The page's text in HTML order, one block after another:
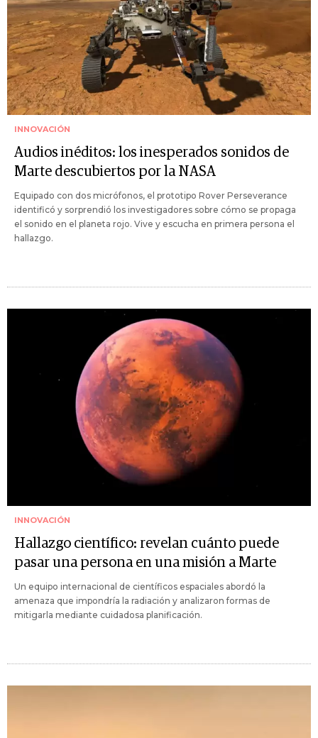
INNOVACIÓN
Audios inéditos: los inesperados sonidos de
Marte descubiertos por la NASA
Equipado con dos micrófonos, el prototipo Rover Perseverance
identificó y sorprendió los investigadores sobre cómo se propaga
el sonido en el planeta rojo. Vive y escucha en primera persona el
hallazgo.
INNOVACIÓN
Hallazgo científico: revelan cuánto puede
pasar una persona en una misión a Marte
Un equipo internacional de científicos espaciales abordó la
amenaza que impondría la radiación y analizaron formas de
mitigarla mediante cuidadosa planificación.